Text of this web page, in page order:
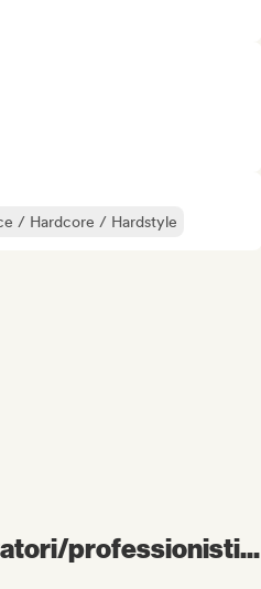
/ Hardcore / Hardstyle
professionisti...